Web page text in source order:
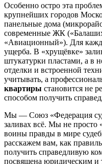
Особенно остро эта
крупнейших городов
панельные дома
современные ЖК
«Авиационный»). Для
ущерба. В «хрущёвке»
штукатурки пластами, а в
отделки и встроенной
учитывать, а
квартиры становится не
способом получить
Мы — Союз «Федерация
заливах всё. Мы не
воины правды в мире
расскажем вам, как
получить справедливую
посвящена юридическим и